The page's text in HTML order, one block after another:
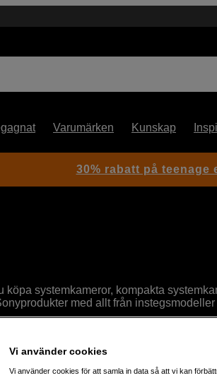
Varumärken Kunskap
systemkameror, kompakta
med allt från
Visar 272 produkter
30% rabatt på teenage
Vi använder cookies
Vi använder cookies för att samla in data så att vi kan